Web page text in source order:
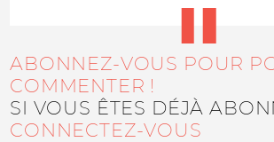
ABONNEZ-VOUS POUR
COMMENTER !
SI VOUS ÊTES DÉJÀ
CONNECTEZ-VOUS